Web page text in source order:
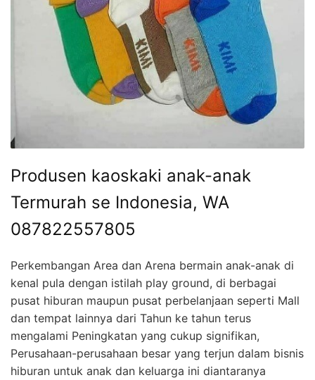
Produsen kaoskaki anak-anak
Termurah se Indonesia, WA
087822557805
Perkembangan Area dan Arena bermain anak-anak di
kenal pula dengan istilah play ground, di berbagai
pusat hiburan maupun pusat perbelanjaan seperti Mall
dan tempat lainnya dari Tahun ke tahun terus
mengalami Peningkatan yang cukup signifikan,
Perusahaan-perusahaan besar yang terjun dalam bisnis
hiburan untuk anak dan keluarga ini diantaranya